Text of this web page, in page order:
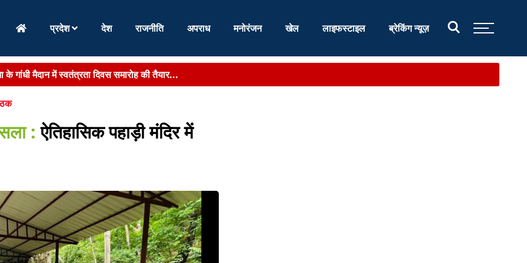
प्रदेश देश राजनीति अपराध मनोरंजन खेल लाइफस्टाइल ब्रेकिंग न्यूज़
गांधी मैदान में स्वतंत्रता दिवस समारोह की तैयार...
से बिहार में गंभीर एवं जटिल रोगों के उपचार को ...
हालिया अंदरूनी विवाद के बीच नेतृत्व ने लिया बड़ा फैसला, पु...
के जेई समेत तीन लोग 10 हजार रुपये रिश्वत लेते रंगेहाथ गिरफ्तार...
हैदराबाद, राष्ट्रीय पुलिस अकादमी में मिड करियर ट्...
:ऐतिहासिक पहाड़ी मंदिर में